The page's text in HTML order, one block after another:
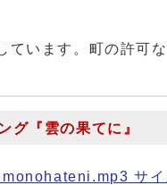
います。町の許可
グ『雲の果てに』
サ